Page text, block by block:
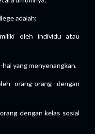
adalah:
oleh individu atau
yang menyenangkan.
orang-orang dengan
dengan kelas sosial